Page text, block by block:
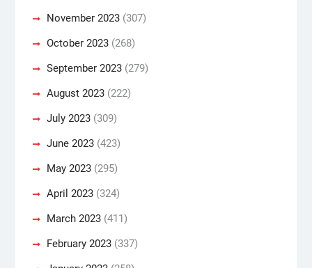
November 2023(307)
October 2023(268)
September 2023(279)
August 2023(222)
July 2023(309)
June 2023(423)
May 2023(295)
April 2023(324)
March 2023(411)
February 2023(337)